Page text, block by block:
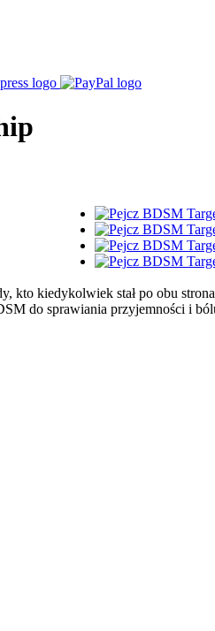
kto kiedykolwiek stał po obu
do sprawiania przyjemności i